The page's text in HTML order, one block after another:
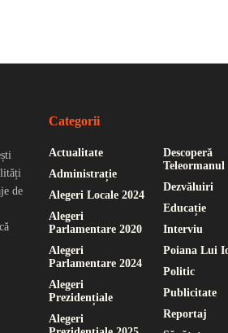
de
Categorii
Actualitate
Administrație
Alegeri Locale 2024
Alegeri
Parlamentare 2020
Alegeri
Parlamentare 2024
Alegeri
Prezidențiale
Alegeri
Descoperă
Teleormanul
Dezvăluiri
Educație
Interviu
Poiana Lui
Politic
Publicitate
Reportaj